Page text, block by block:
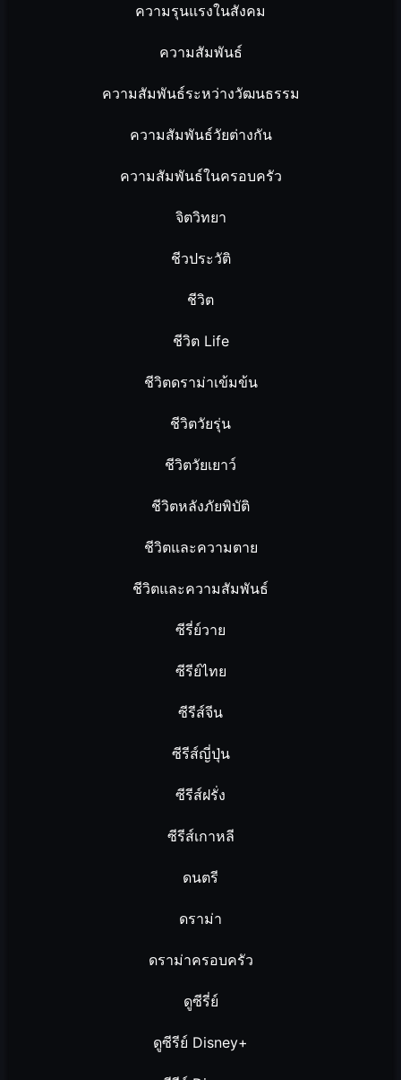
ความรุนแรงในสังคม
ความสัมพันธ์
ความสัมพันธ์ระหว่างวัฒนธรรม
ความสัมพันธ์วัยต่างกัน
ความสัมพันธ์ในครอบครัว
จิตวิทยา
ชีวประวัติ
ชีวิต
ชีวิต Life
ชีวิตดราม่าเข้มข้น
ชีวิตวัยรุ่น
ชีวิตวัยเยาว์
ชีวิตหลังภัยพิบัติ
ชีวิตและความตาย
ชีวิตและความสัมพันธ์
ซีรี่ย์วาย
ซีรีย์ไทย
ซีรีส์จีน
ซีรีส์ญี่ปุ่น
ซีรีส์ฝรั่ง
ซีรีส์เกาหลี
ดนตรี
ดราม่า
ดราม่าครอบครัว
ดูซีรี่ย์
ดูซีรีย์ Disney+